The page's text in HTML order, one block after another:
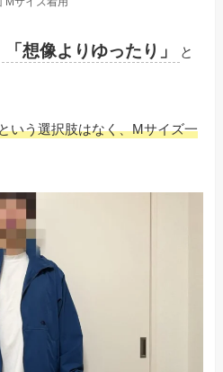
「想像よりゆったり」
と
いう選択肢はなく、Mサイズ一